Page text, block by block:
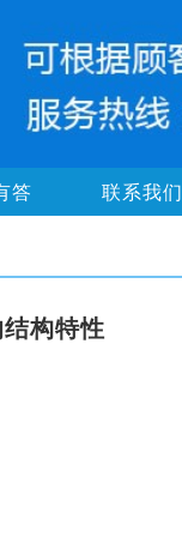
答 联系我们
构特性